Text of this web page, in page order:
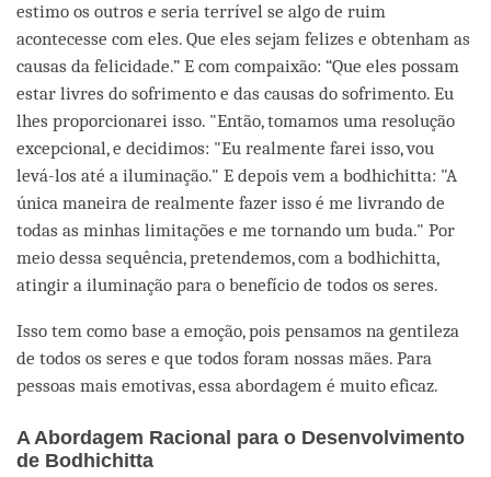
estimo os outros e seria terrível se algo de ruim
acontecesse com eles. Que eles sejam felizes e obtenham as
causas da felicidade.” E com compaixão: “Que eles possam
estar livres do sofrimento e das causas do sofrimento. Eu
lhes proporcionarei isso. "Então, tomamos uma resolução
excepcional, e decidimos: "Eu realmente farei isso, vou
levá-los até a iluminação." E depois vem a bodhichitta: "A
única maneira de realmente fazer isso é me livrando de
todas as minhas limitações e me tornando um buda." Por
meio dessa sequência, pretendemos, com a bodhichitta,
atingir a iluminação para o benefício de todos os seres.
Isso tem como base a emoção, pois pensamos na gentileza
de todos os seres e que todos foram nossas mães. Para
pessoas mais emotivas, essa abordagem é muito eficaz.
A Abordagem Racional para o Desenvolvimento
de Bodhichitta